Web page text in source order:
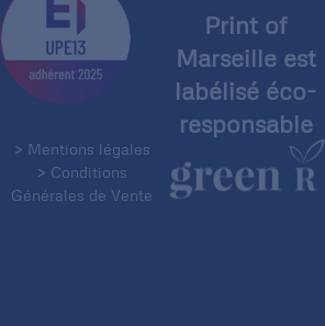
> Mentions légales
> Conditions
Générales de Vente
Print of
Marseille est
labélisé éco-
responsable